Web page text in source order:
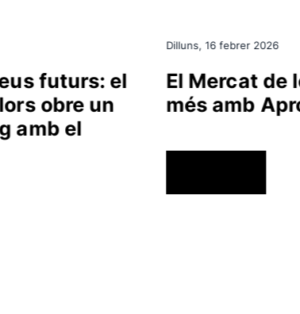
futurs: el
obre un
amb el
Dilluns, 16 febrer 2026
El Mercat de
més amb